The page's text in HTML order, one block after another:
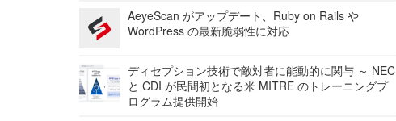
AeyeScan がアップデート、Ruby on Rails や
WordPress の最新脆弱性に対応
ディセプション技術で敵対者に能動的に関与 ～ NEC
と CDI が民間初となる米 MITRE のトレーニングプ
ログラム提供開始